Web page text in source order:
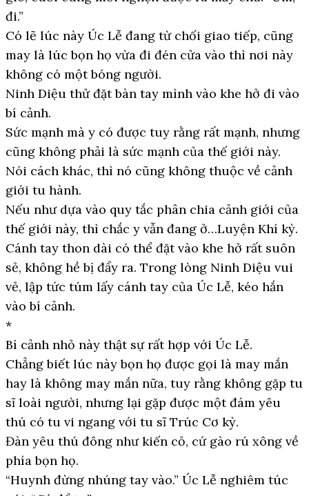
đi.”
Có lẽ lúc này Úc Lễ đang từ chối giao tiếp, cũng
may là lúc bọn họ vừa đi đén cửa vào thì nơi này
không có một bóng người.
Ninh Diệu thử đặt bàn tay mình vào khe hở đi vào
bí cảnh.
Sức mạnh mà y có được tuy rằng rất mạnh, nhưng
cũng không phải là sức mạnh của thế giới này.
Nói cách khác, thì nó cũng không thuộc về cảnh
giới tu hành.
Nếu như dựa vào quy tắc phân chia cảnh giới của
thế giới này, thì chắc y vẫn đang ở…Luyện Khí kỳ.
Cánh tay thon dài có thể đặt vào khe hở rất suôn
sẻ, không hề bị đẩy ra. Trong lòng Ninh Diệu vui
vẻ, lập tức túm lấy cánh tay của Úc Lễ, kéo hắn
vào bí cảnh.
*
Bí cảnh nhỏ này thật sự rất hợp với Úc Lễ.
Chẳng biết lúc này bọn họ được gọi là may mắn
hay là không may mắn nữa, tuy rằng không gặp tu
sĩ loài người, nhưng lại gặp được một đám yêu
thú có tu vi ngang với tu sĩ Trúc Cơ kỳ.
Đàn yêu thú đông như kiến cỏ, cứ gào rú xông về
phía bọn họ.
“Huynh đừng nhúng tay vào.” Úc Lễ nghiêm túc